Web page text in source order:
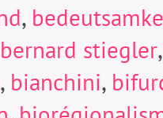
,
bernard stiegler
, bianchini,